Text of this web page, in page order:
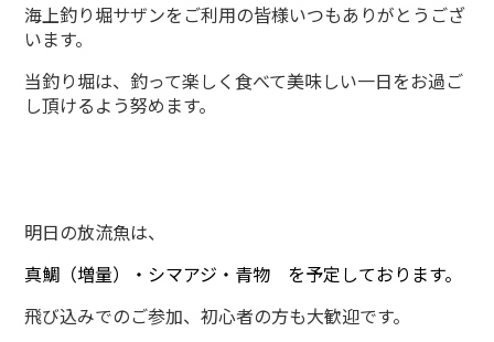
海上釣り堀サザンをご利用の皆様いつもありがとうござ
います。
当釣り堀は、釣って楽しく食べて美味しい一日をお過ご
し頂けるよう努めます。
明日の放流魚は、
真鯛（増量）・シマアジ・青物 を予定しております。
飛び込みでのご参加、初心者の方も大歓迎です。